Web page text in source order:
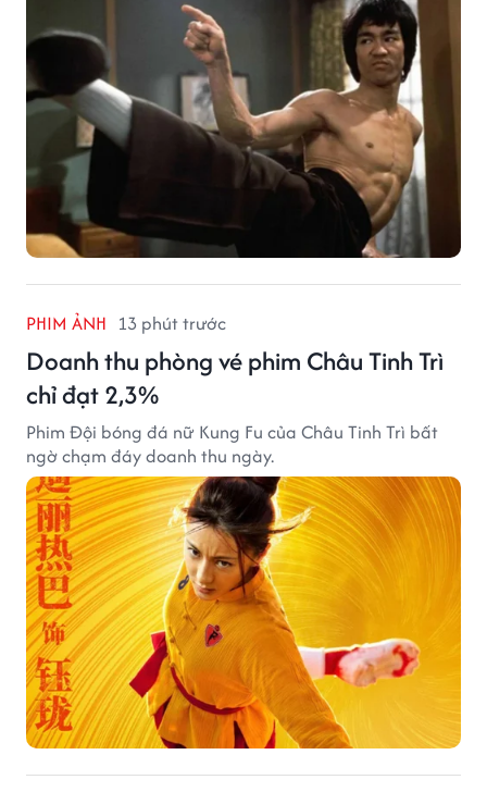
PHIM ẢNH 13 phút trước
Doanh thu phòng vé phim Châu Tinh Trì
chỉ đạt 2,3%
Phim Đội bóng đá nữ Kung Fu của Châu Tinh Trì bất
ngờ chạm đáy doanh thu ngày.